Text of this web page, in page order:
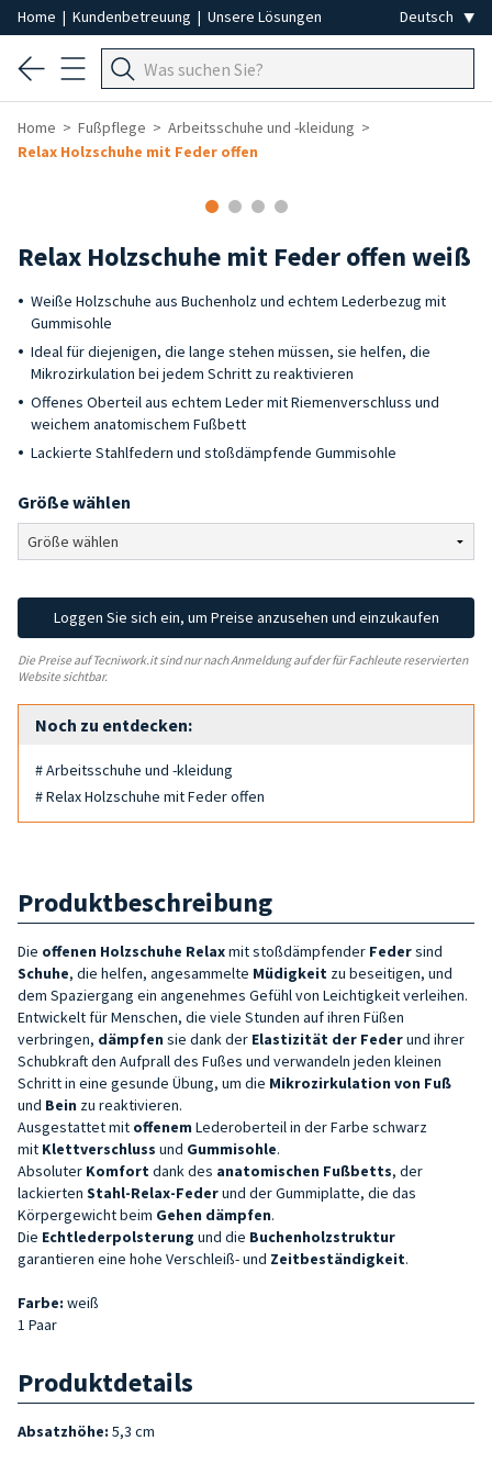
Home | Kundenbetreuung | Unsere Lösungen
Home Fußpflege
Arbeitsschuhe und -kleidung
Relax Holzschuhe mit Feder offen
Relax Holzschuhe mit Feder offen weiß
Weiße Holzschuhe aus Buchenholz und echtem Lederbezug mit
Gummisohle
Ideal für diejenigen, die lange stehen müssen, sie helfen, die
Mikrozirkulation bei jedem Schritt zu reaktivieren
Offenes Oberteil aus echtem Leder mit Riemenverschluss und
weichem anatomischem Fußbett
Lackierte Stahlfedern und stoßdämpfende Gummisohle
Größe wählen
Loggen Sie sich ein, um Preise anzusehen und einzukaufen
Die Preise auf Tecniwork.it sind nur nach Anmeldung auf der für Fachleute reservierten
Website sichtbar.
Noch zu entdecken:
# Arbeitsschuhe und -kleidung
# Relax Holzschuhe mit Feder offen
Produktbeschreibung
Die offenen Holzschuhe Relaxmit stoßdämpfender Federsind
Schuhe, die helfen, angesammelte Müdigkeit zu beseitigen, und
dem Spaziergang ein angenehmes Gefühl von Leichtigkeit verleihen.
Entwickelt für Menschen, die viele Stunden auf ihren Füßen
verbringen, dämpfen sie dank der Elastizität der Federund ihrer
Schubkraft den Aufprall des Fußes und verwandeln jeden kleinen
Schritt in eine gesunde Übung, um die Mikrozirkulation von Fuß
und Bein zu reaktivieren.
Ausgestattet mit offenem Lederoberteil in der Farbe schwarz
mit Klettverschluss und Gummisohle.
Absoluter Komfort dank des anatomischen Fußbetts, der
lackierten Stahl-Relax-Federund der Gummiplatte, die das
Körpergewicht beim Gehen dämpfen.
Die Echtlederpolsterung und die Buchenholzstruktur
garantieren eine hohe Verschleiß- und Zeitbeständigkeit.
Farbe: weiß
1 Paar
Produktdetails
Absatzhöhe: 5,3 cm